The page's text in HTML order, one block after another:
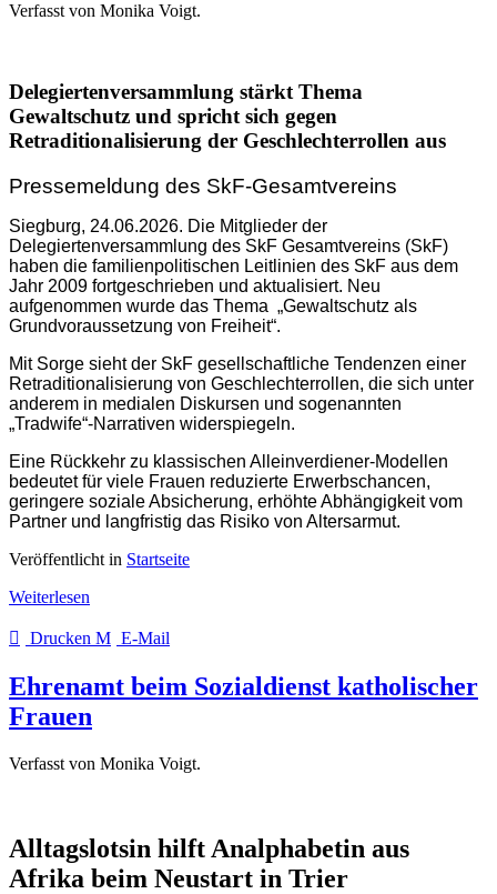
Verfasst von Monika Voigt.
Delegiertenversammlung stärkt Thema
Gewaltschutz und spricht sich gegen
Retraditionalisierung der Geschlechterrollen aus
Pressemeldung des SkF-Gesamtvereins
Siegburg, 24.06.2026. Die Mitglieder der
Delegiertenversammlung des SkF Gesamtvereins (SkF)
haben die familienpolitischen Leitlinien des SkF aus dem
Jahr 2009 fortgeschrieben und aktualisiert. Neu
aufgenommen wurde das Thema „Gewaltschutz als
Grundvoraussetzung von Freiheit“.
Mit Sorge sieht der SkF gesellschaftliche Tendenzen einer
Retraditionalisierung von Geschlechterrollen, die sich unter
anderem in medialen Diskursen und sogenannten
„Tradwife“-Narrativen widerspiegeln.
Eine Rückkehr zu klassischen Alleinverdiener-Modellen
bedeutet für viele Frauen reduzierte Erwerbschancen,
geringere soziale Absicherung, erhöhte Abhängigkeit vom
Partner und langfristig das Risiko von Altersarmut.
Veröffentlicht in Startseite
Weiterlesen
Drucken E-Mail
Ehrenamt beim Sozialdienst katholischer
Frauen
Verfasst von Monika Voigt.
Alltagslotsin hilft Analphabetin aus
Afrika beim Neustart in Trier